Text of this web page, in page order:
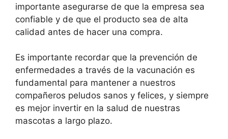
importante asegurarse de que la empresa sea
confiable y de que el producto sea de alta
calidad antes de hacer una compra.
Es importante recordar que la prevención de
enfermedades a través de la vacunación es
fundamental para mantener a nuestros
compañeros peludos sanos y felices, y siempre
es mejor invertir en la salud de nuestras
mascotas a largo plazo.